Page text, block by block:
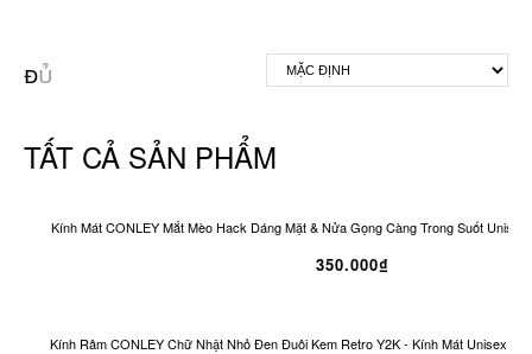
TẤT CẢ SẢN PHẨM
Kính Mát CONLEY Mắt Mèo Hack Dáng Mặt & Nửa Gọng Càng Trong Suốt
350.000₫
Kính Râm CONLEY Chữ Nhật Nhỏ Đen Đuôi Kem Retro Y2K - Kính Mát Unisex